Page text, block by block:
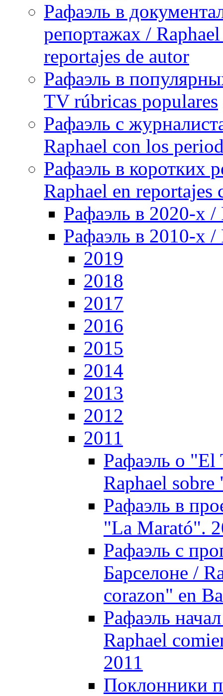
Рафаэль в
репортажах /
reportajes de autor
Рафаэль в
TV rúbricas populares
Рафаэль с
Raphael con los
Рафаэль в коротких
Raphael en reportajes
Рафаэль в 2020-х /
Рафаэль в 2010-х /
2019
2018
2017
2016
2015
2014
2013
2012
2011
Рафаэль о "El
Raphael
Рафаэль в
"La Marató".
Рафаэль с
Барселоне /
corazon" en
Рафаэль
Raphael
2011
Поклонники